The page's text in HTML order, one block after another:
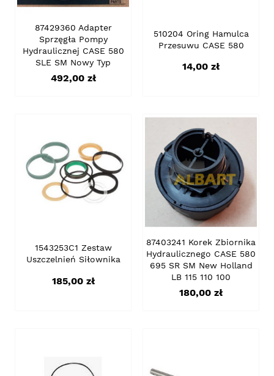
87429360 Adapter
Sprzęgła Pompy
Hydraulicznej CASE 580
SLE SM Nowy Typ
Cena
492,00 zł
510204 Oring Hamulca
Przesuwu CASE 580
Cena
14,00 zł
1543253C1 Zestaw
Uszczelnień Siłownika
Cena
185,00 zł
87403241 Korek Zbiornika
Hydraulicznego CASE 580
695 SR SM New Holland
LB 115 110 100
Cena
180,00 zł